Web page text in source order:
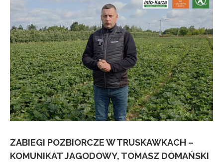
ZABIEGI POZBIORCZE W TRUSKAWKACH –
KOMUNIKAT JAGODOWY, TOMASZ DOMAŃSKI